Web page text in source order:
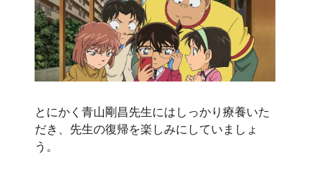
とにかく青山剛昌先生にはしっかり療養いた
だき、先生の復帰を楽しみにしていましょ
う。